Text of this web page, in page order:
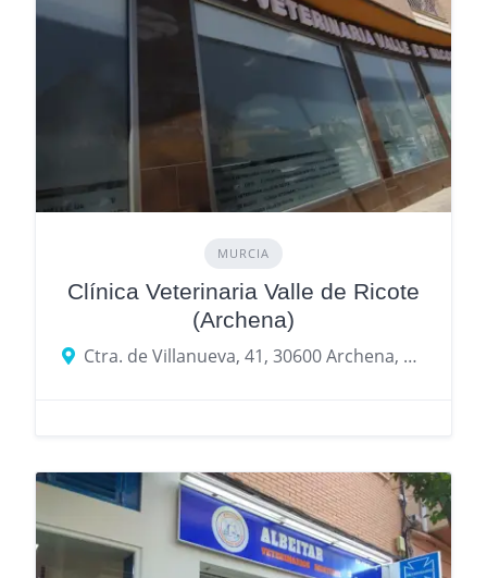
MURCIA
Clínica Veterinaria Valle de Ricote
(Archena)
Ctra. de Villanueva, 41, 30600 Archena, Murcia